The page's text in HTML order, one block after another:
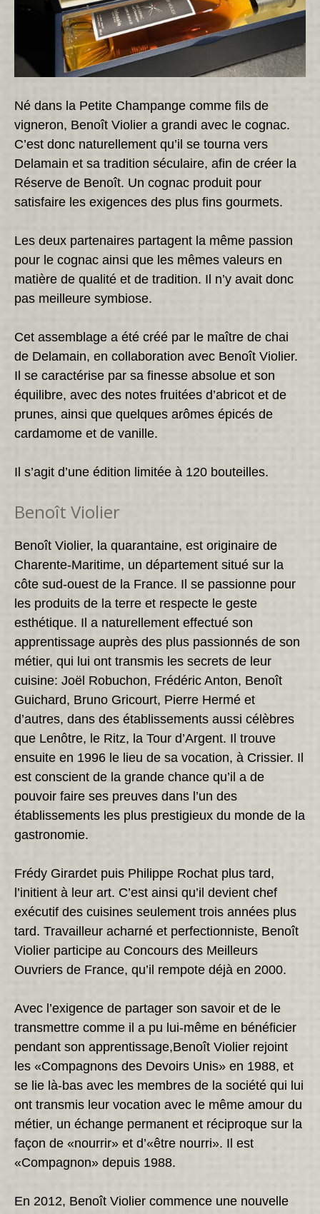
Né dans la Petite Champange comme fils de
vigneron, Benoît Violier a grandi avec le cognac.
C’est donc naturellement qu’il se tourna vers
Delamain et sa tradition séculaire, afin de créer la
Réserve de Benoît. Un cognac produit pour
satisfaire les exigences des plus fins gourmets.
Les deux partenaires partagent la même passion
pour le cognac ainsi que les mêmes valeurs en
matière de qualité et de tradition. Il n’y avait donc
pas meilleure symbiose.
Cet assemblage a été créé par le maître de chai
de Delamain, en collaboration avec Benoît Violier.
Il se caractérise par sa finesse absolue et son
équilibre, avec des notes fruitées d’abricot et de
prunes, ainsi que quelques arômes épicés de
cardamome et de vanille.
Il s’agit d’une édition limitée à 120 bouteilles.
Benoît Violier
Benoît Violier, la quarantaine, est originaire de
Charente-Maritime, un département situé sur la
côte sud-ouest de la France. Il se passionne pour
les produits de la terre et respecte le geste
esthétique. Il a naturellement effectué son
apprentissage auprès des plus passionnés de son
métier, qui lui ont transmis les secrets de leur
cuisine: Joël Robuchon, Frédéric Anton, Benoît
Guichard, Bruno Gricourt, Pierre Hermé et
d’autres, dans des établissements aussi célèbres
que Lenôtre, le Ritz, la Tour d’Argent. Il trouve
ensuite en 1996 le lieu de sa vocation, à Crissier. Il
est conscient de la grande chance qu’il a de
pouvoir faire ses preuves dans l’un des
établissements les plus prestigieux du monde de la
gastronomie.
Frédy Girardet puis Philippe Rochat plus tard,
l’initient à leur art. C’est ainsi qu’il devient chef
exécutif des cuisines seulement trois années plus
tard. Travailleur acharné et perfectionniste, Benoît
Violier participe au Concours des Meilleurs
Ouvriers de France, qu’il rempote déjà en 2000.
Avec l’exigence de partager son savoir et de le
transmettre comme il a pu lui-même en bénéficier
pendant son apprentissage,Benoît Violier rejoint
les «Compagnons des Devoirs Unis» en 1988, et
se lie là-bas avec les membres de la société qui lui
ont transmis leur vocation avec le même amour du
métier, un échange permanent et réciproque sur la
façon de «nourrir» et d’«être nourri». Il est
«Compagnon» depuis 1988.
En 2012, Benoît Violier commence une nouvelle